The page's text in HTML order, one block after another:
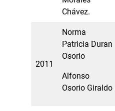
Chávez.
2011
Norma
Patricia Duran
Osorio
Alfonso
Osorio Giraldo